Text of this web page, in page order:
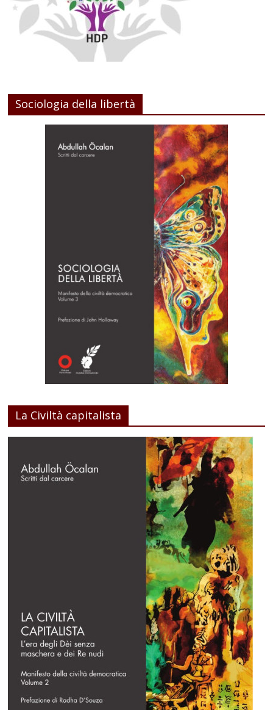
Sociologia della libertà
La Civiltà capitalista